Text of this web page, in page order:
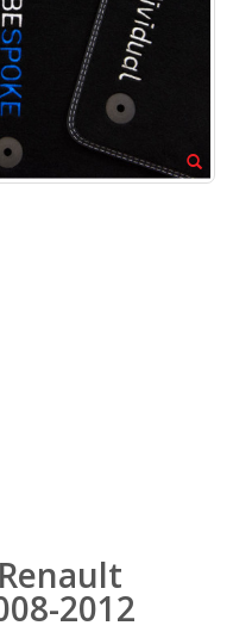
2012